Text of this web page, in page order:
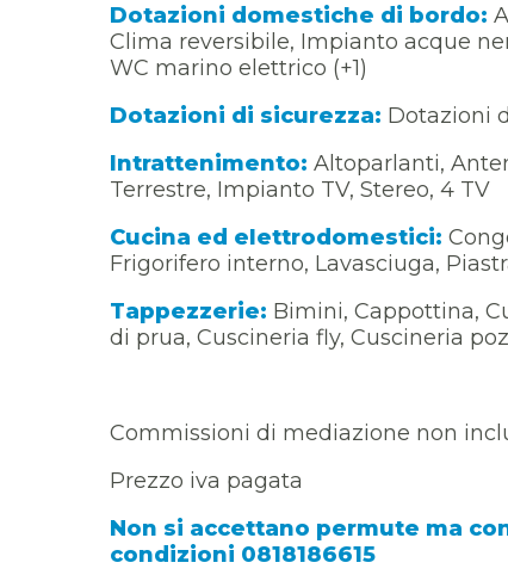
Dotazioni domestiche di bordo:
Clima reversibile, Impianto acque
WC marino elettrico (+1)
Dotazioni di sicurezza: Dotazioni
Intrattenimento: Altoparlanti,
Terrestre, Impianto TV, Stereo, 4 TV
Cucina ed elettrodomestici:
Frigorifero interno, Lavasciuga,
Tappezzerie: Bimini, Cappottina,
di prua, Cuscineria fly, Cuscineria
Commissioni di mediazione non
Prezzo iva pagata
Non si accettano permute ma
condizioni 0818186615